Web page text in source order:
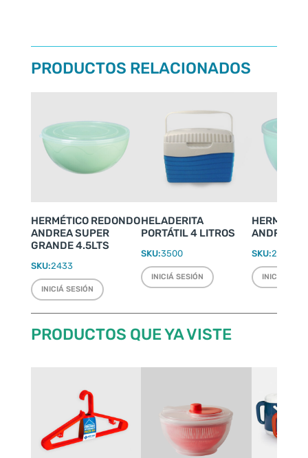
PRODUCTOS RELACIONADOS
HERMÉTICO REDONDO
ANDREA SUPER
GRANDE 4.5LTS
SKU:2433
INICIÁ SESIÓN
HELADERITA
PORTÁTIL 4 LITROS
SKU:3500
INICIÁ SESIÓN
ANDREA
SKU:2431
INICIÁ
PRODUCTOS QUE YA VISTE